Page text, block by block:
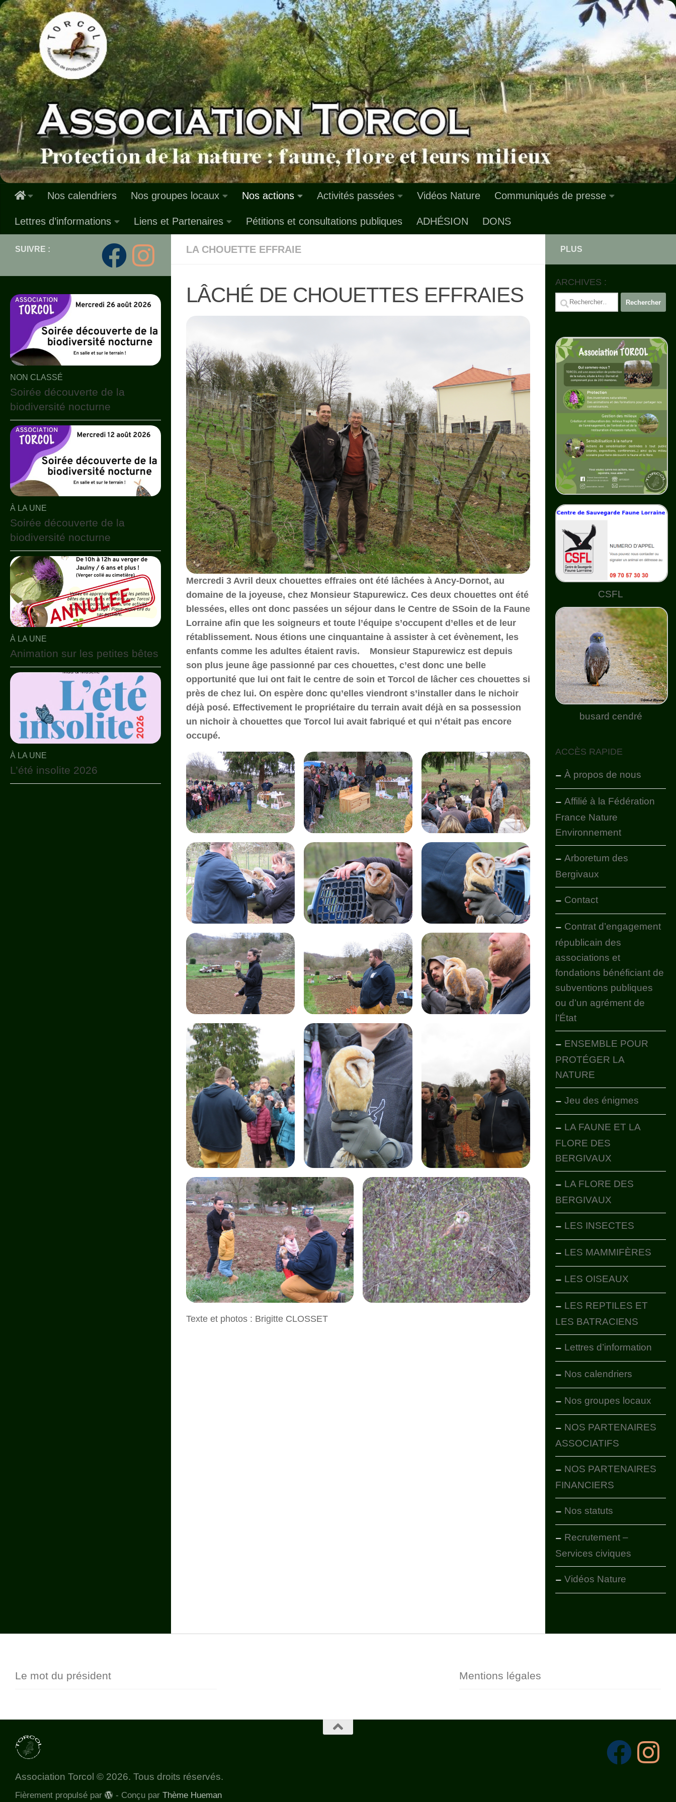
Skip to content
Nos calendriers Nos groupes locaux Nos actions Activités passées Vidéos Nature Communiqués de presse
Lettres d’informations Liens et Partenaires Pétitions et consultations publiques ADHÉSION DONS
LA CHOUETTE EFFRAIE
LÂCHÉ DE CHOUETTES EFFRAIES
Mercredi 3 Avril deux chouettes effraies ont été lâchées à Ancy-Dornot, au
domaine de la joyeuse, chez Monsieur Stapurewicz. Ces deux chouettes ont été
blessées, elles ont donc passées un séjour dans le Centre de SSoin de la Faune
Lorraine afin que les soigneurs et toute l’équipe s’occupent d’elles et de leur
rétablissement. Nous étions une cinquantaine à assister à cet évènement, les
enfants comme les adultes étaient ravis. Monsieur Stapurewicz est depuis
son plus jeune âge passionné par ces chouettes, c’est donc une belle
opportunité que lui ont fait le centre de soin et Torcol de lâcher ces chouettes si
près de chez lui. On espère donc qu’elles viendront s’installer dans le nichoir
déjà posé. Effectivement le propriétaire du terrain avait déjà en sa possession
un nichoir à chouettes que Torcol lui avait fabriqué et qui n’était pas encore
occupé.
Texte et photos : Brigitte CLOSSET
SUIVRE :
NON CLASSÉ
Soirée découverte de la
biodiversité nocturne
À LA UNE
Soirée découverte de la
biodiversité nocturne
À LA UNE
Animation sur les petites bêtes
À LA UNE
L’été insolite 2026
PLUS
ARCHIVES :
Rechercher :
CSFL
busard cendré
ACCÈS RAPIDE
À propos de nous
Affilié à la Fédération
France Nature
Environnement
Arboretum des
Bergivaux
Contact
Contrat d’engagement
républicain des
associations et
fondations bénéficiant de
subventions publiques
ou d’un agrément de
l’État
ENSEMBLE POUR
PROTÉGER LA
NATURE
Jeu des énigmes
LA FAUNE ET LA
FLORE DES
BERGIVAUX
LA FLORE DES
BERGIVAUX
LES INSECTES
LES MAMMIFÈRES
LES OISEAUX
LES REPTILES ET
LES BATRACIENS
Lettres d’information
Nos calendriers
Nos groupes locaux
NOS PARTENAIRES
ASSOCIATIFS
NOS PARTENAIRES
FINANCIERS
Nos statuts
Recrutement –
Services civiques
Vidéos Nature
Le mot du président Mentions légales
Association Torcol © 2026. Tous droits réservés.
Fièrement propulsé par - Conçu par Thème Hueman